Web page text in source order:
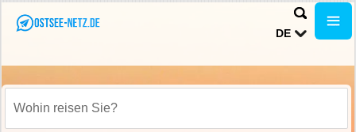
DE
Wohin reisen Sie?